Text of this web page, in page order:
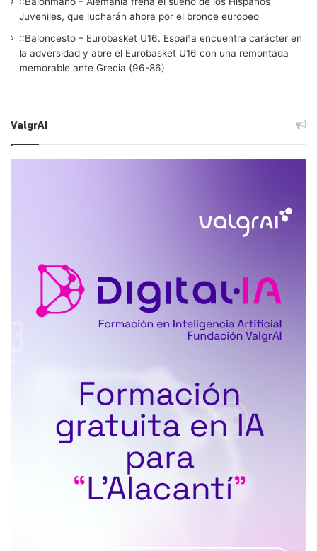
Juveniles, que lucharán ahora por el bronce europeo
::Baloncesto – Eurobasket U16. España encuentra carácter en
la adversidad y abre el Eurobasket U16 con una remontada
memorable ante Grecia (96-86)
ValgrAI